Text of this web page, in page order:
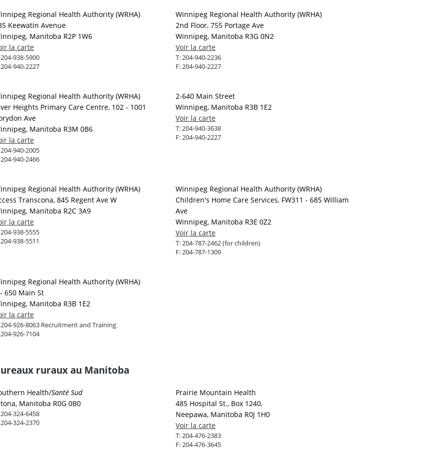
Regional Health Authority (WRHA)
Keewatin Avenue
Manitoba R2P 1W6
la carte
204-938-5900
204-940-2227
Winnipeg Regional Health Authority (WRHA)
2nd Floor, 755 Portage Ave
Winnipeg, Manitoba R3G 0N2
Voir la carte
T:204-940-2236
F:204-940-2227
Regional Health Authority (WRHA)
Heights Primary Care Centre, 102 - 1001
Ave
Manitoba R3M 0B6
la carte
204-940-2005
204-940-2466
2-640 Main Street
Winnipeg, Manitoba R3B 1E2
Voir la carte
T:204-940-3638
F:204-940-2227
Regional Health Authority (WRHA)
Transcona, 845 Regent Ave W
Manitoba R2C 3A9
la carte
204-938-5555
204-938-5511
Winnipeg Regional Health Authority (WRHA)
Children's Home Care Services, FW311 - 685 William
Ave
Winnipeg, Manitoba R3E 0Z2
Voir la carte
T:204-787-2462 (for children)
F:204-787-1309
Regional Health Authority (WRHA)
650 Main St
Manitoba R3B 1E2
la carte
204-926-8063 Recruitment and Training
204-926-7104
ruraux au Manitoba
Health/Santé Sud
Manitoba R0G 0B0
204-324-6458
204-324-2370
Prairie Mountain Health
485 Hospital St., Box 1240,
Neepawa, Manitoba R0J 1H0
Voir la carte
T:204-476-2383
F:204-476-3645